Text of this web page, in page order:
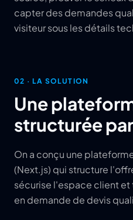
capter des demandes
visiteur sous les détails
02 · LA SOLUTION
Une
structurée
On a conçu une
(Next.js) qui structure
sécurise l'espace client
en demande de devis